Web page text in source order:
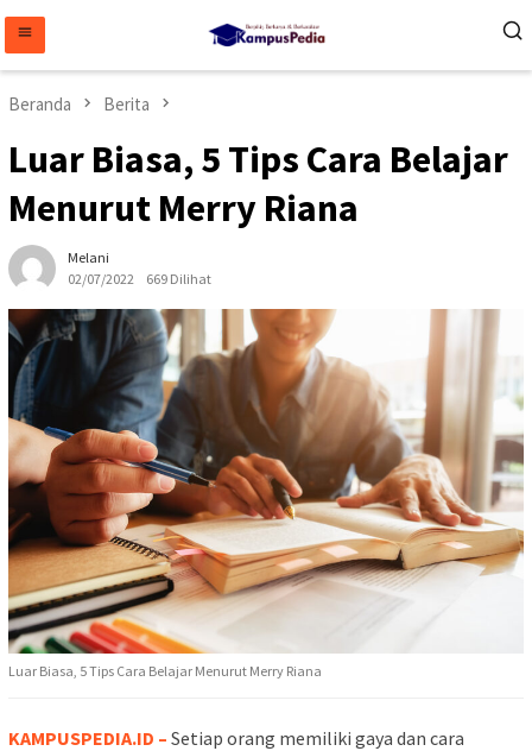
konten
Beranda Berita
Luar Biasa, 5 Tips Cara Belajar
Menurut Merry Riana
Melani
02/07/2022
669 Dilihat
Luar Biasa, 5 Tips Cara Belajar Menurut Merry Riana
KAMPUSPEDIA.ID – Setiap orang memiliki gaya dan cara